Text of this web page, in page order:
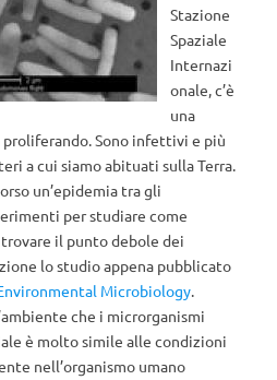
Stazione
Spaziale
Internazi
onale, c’è
una
Sono infettivi e più
a cui siamo abituati sulla Terra.
un’epidemia tra gli
per studiare come
il punto debole dei
lo studio appena pubblicato
Microbiology.
che i microrganismi
è molto simile alle condizioni
nell’organismo umano